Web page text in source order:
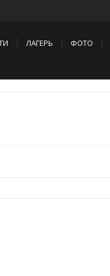
ЛАГЕРЬ ФОТО